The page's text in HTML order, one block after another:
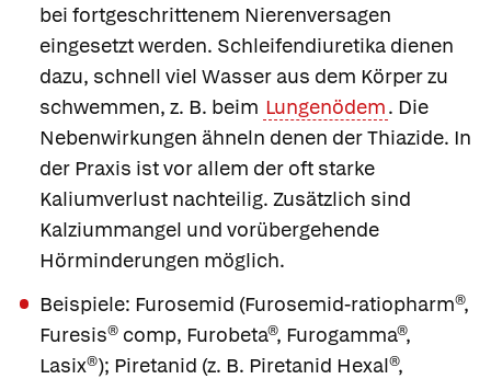
bei fortgeschrittenem Nierenversagen
eingesetzt werden. Schleifendiuretika dienen
dazu, schnell viel Wasser aus dem Körper zu
schwemmen, z. B. beim Lungenödem. Die
Nebenwirkungen ähneln denen der Thiazide. In
der Praxis ist vor allem der oft starke
Kaliumverlust nachteilig. Zusätzlich sind
Kalziummangel und vorübergehende
Hörminderungen möglich.
Beispiele: Furosemid (Furosemid-ratiopharm®,
Furesis® comp, Furobeta®, Furogamma®,
Lasix®); Piretanid (z. B. Piretanid Hexal®,